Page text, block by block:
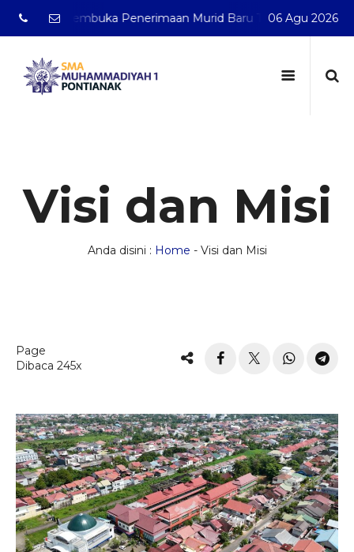
membuka Penerimaan Murid Baru Tahun Pelajaran 2026/
06 Agu 2026
Visi dan Misi
Anda disini : Home - Visi dan Misi
Page
Dibaca 245x